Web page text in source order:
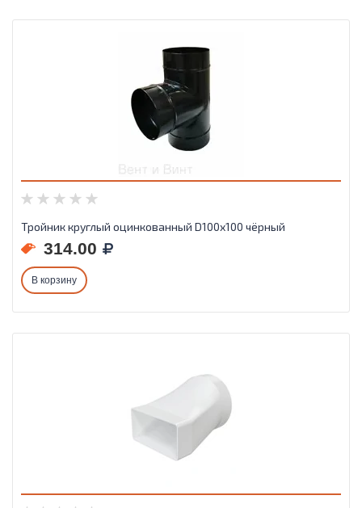
Тройник круглый оцинкованный D100х100 чёрный
314.00
В корзину